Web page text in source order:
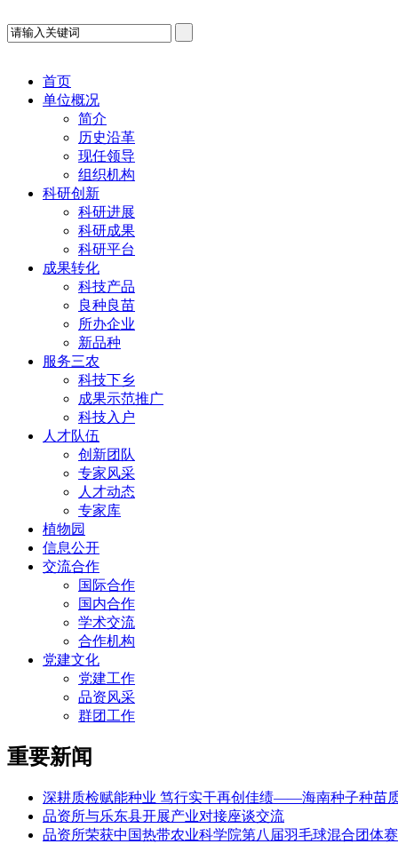
首页
单位概况
简介
历史沿革
现任领导
组织机构
科研创新
科研进展
科研成果
科研平台
成果转化
科技产品
良种良苗
所办企业
新品种
服务三农
科技下乡
成果示范推广
科技入户
人才队伍
创新团队
专家风采
人才动态
专家库
植物园
信息公开
交流合作
国际合作
国内合作
学术交流
合作机构
党建文化
党建工作
品资风采
群团工作
重要新闻
深耕质检赋能种业 笃行实干再创佳绩——海南种子种苗
品资所与乐东县开展产业对接座谈交流
品资所荣获中国热带农业科学院第八届羽毛球混合团体